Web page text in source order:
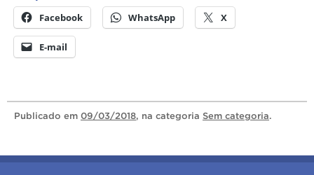
Facebook WhatsApp X
E-mail
Publicado em 09/03/2018, na categoria Sem categoria.